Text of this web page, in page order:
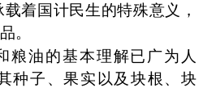
着国计民生的特殊意义，
。
粮油的基本理解已广为人
种子、果实以及块根、块